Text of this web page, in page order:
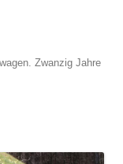
Zwanzig Jahre